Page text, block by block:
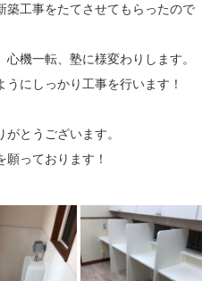
築工事をたてさせてもらったので
機一転、塾に様変わりします。
にしっかり工事を行います！
とうございます。
っております！